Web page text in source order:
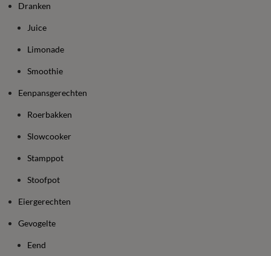
Dranken
Juice
Limonade
Smoothie
Eenpansgerechten
Roerbakken
Slowcooker
Stamppot
Stoofpot
Eiergerechten
Gevogelte
Eend